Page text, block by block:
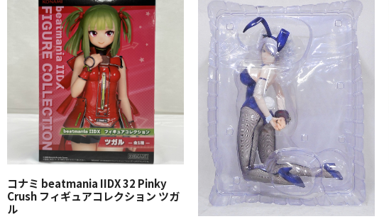
コナミ beatmania IIDX 32 Pinky
Crush フィギュアコレクション ツガ
ル